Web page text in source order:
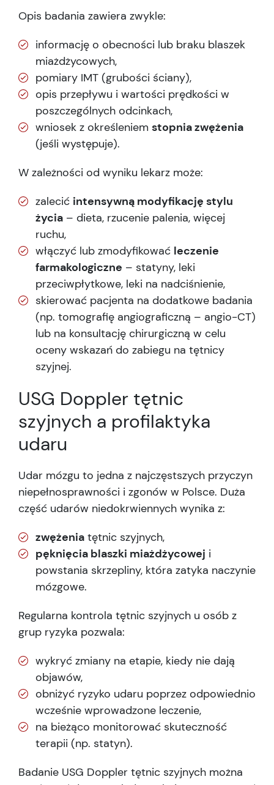
Opis badania zawiera zwykle:
informację o obecności lub braku blaszek
miażdżycowych,
pomiary IMT (grubości ściany),
opis przepływu i wartości prędkości w
poszczególnych odcinkach,
wniosek z określeniem stopnia zwężenia
(jeśli występuje).
W zależności od wyniku lekarz może:
zalecić intensywną modyfikację stylu
życia – dieta, rzucenie palenia, więcej
ruchu,
włączyć lub zmodyfikować leczenie
farmakologiczne – statyny, leki
przeciwpłytkowe, leki na nadciśnienie,
skierować pacjenta na dodatkowe badania
(np. tomografię angiograficzną – angio-CT)
lub na konsultację chirurgiczną w celu
oceny wskazań do zabiegu na tętnicy
szyjnej.
USG Doppler tętnic
szyjnych a profilaktyka
udaru
Udar mózgu to jedna z najczęstszych przyczyn
niepełnosprawności i zgonów w Polsce. Duża
część udarów niedokrwiennych wynika z:
zwężenia tętnic szyjnych,
pęknięcia blaszki miażdżycowej i
powstania skrzepliny, która zatyka naczynie
mózgowe.
Regularna kontrola tętnic szyjnych u osób z
grup ryzyka pozwala:
wykryć zmiany na etapie, kiedy nie dają
objawów,
obniżyć ryzyko udaru poprzez odpowiednio
wcześnie wprowadzone leczenie,
na bieżąco monitorować skuteczność
terapii (np. statyn).
Badanie USG Doppler tętnic szyjnych można